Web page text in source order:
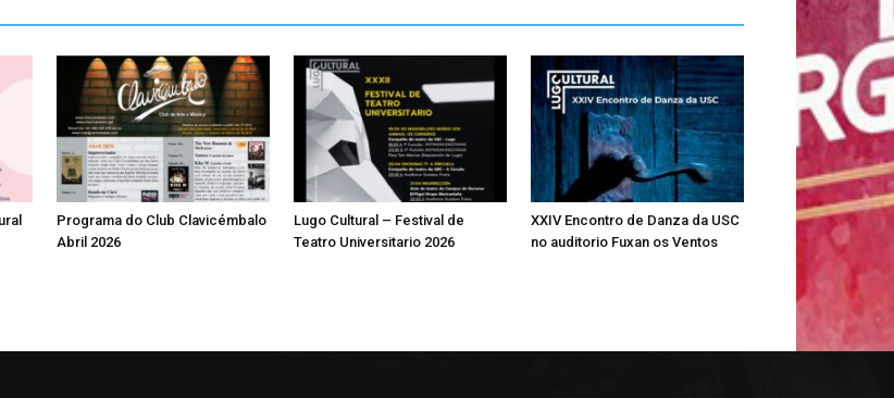
Programa do Club Clavicémbalo
Abril 2026
Lugo Cultural – Festival de
Teatro Universitario 2026
XXIV Encontro de Danza da USC
no auditorio Fuxan os Ventos